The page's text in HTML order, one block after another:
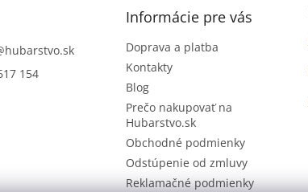
s
hubarstvo.sk
154
Informácie pre vás
Doprava a platba
Kontakty
Blog
Prečo nakupovať na
Hubarstvo.sk
Obchodné podmienky
Odstúpenie od zmluvy
Reklamačné podmienky